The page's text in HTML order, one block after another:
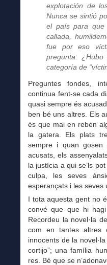
explotación de
Nunca se sintió
el país para que
callada,
fue por eso
pregunta:
categoría de
Preguntes fondes,
continua fent-se cada
quasi sempre és
ben bé uns altres. Els
és que mai en reben
la gatera. Els plats
sempre i quan
acusats, els
la justícia a qui se’ls
culpa, les seves
esperançats i les seves
I tota aquesta gent no
convé que que hi
Recordeu la novel·la de
com en tantes altres
innocents de la
cortijo”; una família
res. Bé que se